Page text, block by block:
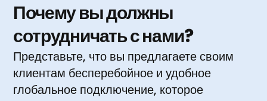
Почему вы должны
сотрудничать с нами?
Представьте, что вы предлагаете своим
клиентам бесперебойное и удобное
глобальное подключение, которое